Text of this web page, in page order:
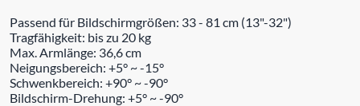
Passend für Bildschirmgrößen: 33 - 81 cm (13"-32")
Tragfähigkeit: bis zu 20 kg
Max. Armlänge: 36,6 cm
Neigungsbereich: +5° ~ -15°
Schwenkbereich: +90° ~ -90°
Bildschirm-Drehung: +5° ~ -90°